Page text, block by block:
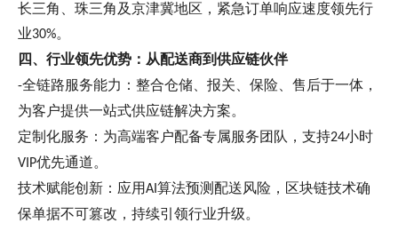
长三角、珠三角及京津冀地区，紧急订单响应速度领先行
业30%。
四、行业领先优势：从配送商到供应链伙伴
-全链路服务能力：整合仓储、报关、保险、售后于一体，
为客户提供一站式供应链解决方案。
定制化服务：为高端客户配备专属服务团队，支持24小时
VIP优先通道。
技术赋能创新：应用AI 算法预测配送风险，区块链技术确
保单据不可篡改，持续引领行业升级。